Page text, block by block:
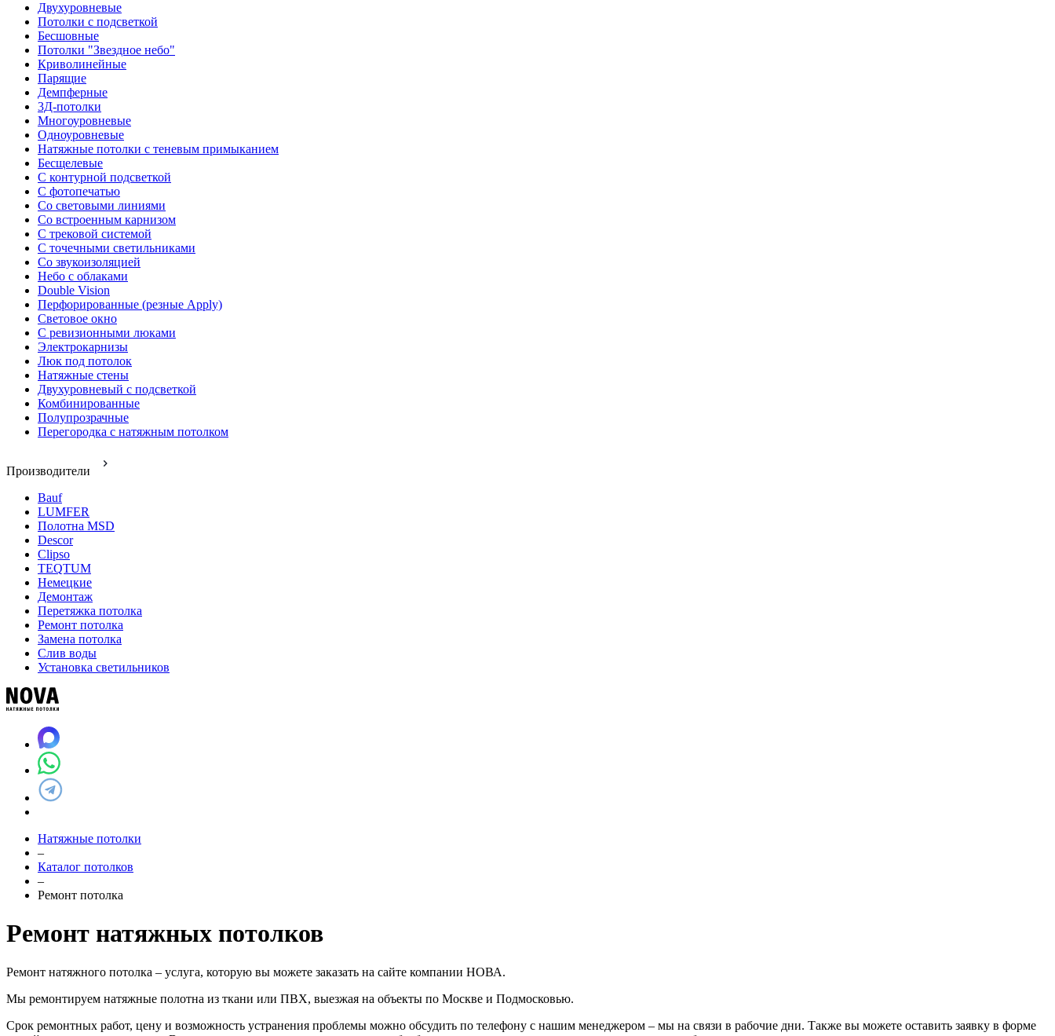
Двухуровневые
Потолки с подсветкой
Бесшовные
Потолки "Звездное небо"
Криволинейные
Парящие
Демпферные
3Д-потолки
Многоуровневые
Одноуровневые
Натяжные потолки с теневым примыканием
Бесщелевые
С контурной подсветкой
С фотопечатью
Со световыми линиями
Со встроенным карнизом
С трековой системой
С точечными светильниками
Со звукоизоляцией
Небо с облаками
Double Vision
Перфорированные (резные Apply)
Световое окно
С ревизионными люками
Электрокарнизы
Люк под потолок
Натяжные стены
Двухуровневый с подсветкой
Комбинированные
Полупрозрачные
Перегородка с натяжным потолком
Производители
Bauf
LUMFER
Полотна MSD
Descor
Clipso
TEQTUM
Немецкие
Демонтаж
Перетяжка потолка
Ремонт потолка
Замена потолка
Слив воды
Установка светильников
Натяжные потолки
–
Каталог потолков
–
Ремонт потолка
Ремонт натяжных потолков
Ремонт натяжного потолка – услуга, которую вы можете заказать на сайте компании НОВА.
Мы ремонтируем натяжные полотна из ткани или ПВХ, выезжая на объекты по Москве и Подмосковью.
Срок ремонтных работ, цену и возможность устранения проблемы можно обсудить по телефону с нашим менеджером – мы на связи в рабочие дни. Также вы можете оставить заявку в форме